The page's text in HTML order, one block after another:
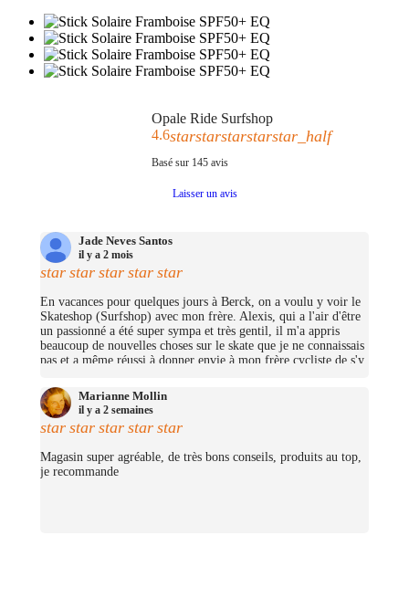
Opale Ride Surfshop
4.6starstarstarstarstar_half
Basé sur 145avis
Laisser un avis
Jade Neves Santos
il y a 2 mois
star star star star star
En vacances pour quelques jours à Berck, on a voulu y voir le
Skateshop (Surfshop) avec mon frère. Alexis, qui a l'air d'être
un passionné a été super sympa et très gentil, il m'a appris
beaucoup de nouvelles choses sur le skate que je ne connaissais
pas et a même réussi à donner envie à mon frère cycliste de s'y
j'ai pu me prendre quelques petites choses et on repassera très
certainement un jour pour nous prendre un cruiser chacun.
(Merciii encore pour les stickers offerts !
Marianne Mollin
il y a 2 semaines
star star star star star
Magasin super agréable, de très bons conseils, produits au top,
je recommande